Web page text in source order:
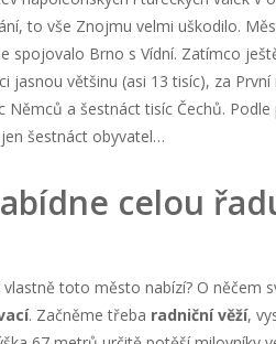
to vše Znojmu velmi uškodilo.
spojovalo Brno s Vídní. Zatímco
jasnou většinu (asi 13 tisíc), za
Němců a šestnáct tisíc Čechů.
šestnáct obyvatel…
celou
toto město nabízí? O něčem
. Začněme třeba radniční věží,